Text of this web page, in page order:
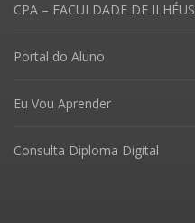
CPA – FACULDADE DE ILHÉUS
Portal do Aluno
Eu Vou Aprender
Consulta Diploma Digital